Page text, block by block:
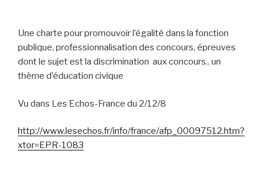
Une charte pour promouvoir l’égalité dans la fonction
publique, professionnalisation des concours, épreuves
dont le sujet est la discrimination aux concours.. un
thème d’éducation civique
Vu dans Les Echos-France du 2/12/8
http://www.lesechos.fr/info/france/afp_00097512.htm?
xtor=EPR-1083